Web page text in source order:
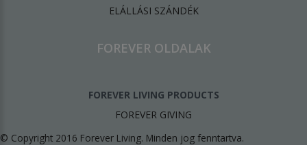
ELÁLLÁSI SZÁNDÉK
FOREVER OLDALAK
FOREVER LIVING PRODUCTS
FOREVER GIVING
© Copyright 2016 Forever Living. Minden jog fenntartva.